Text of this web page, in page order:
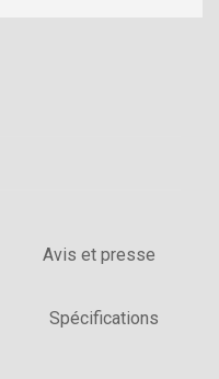
Avis et presse
Spécifications